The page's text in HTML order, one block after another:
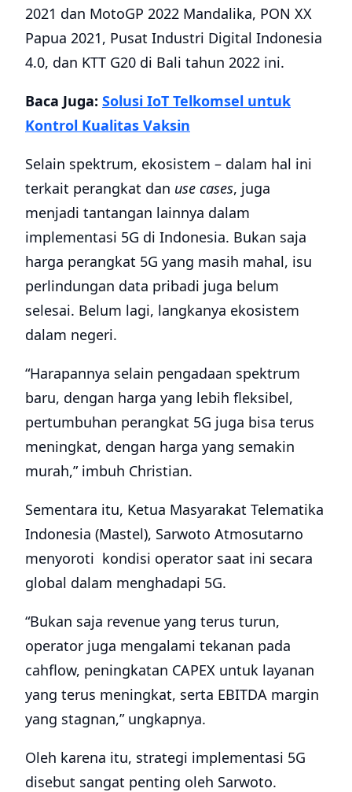
2021 dan MotoGP 2022 Mandalika, PON XX
Papua 2021, Pusat Industri Digital Indonesia
4.0, dan KTT G20 di Bali tahun 2022 ini.
Baca Juga: Solusi IoT Telkomsel untuk
Kontrol Kualitas Vaksin
Selain spektrum, ekosistem – dalam hal ini
terkait perangkat dan use cases, juga
menjadi tantangan lainnya dalam
implementasi 5G di Indonesia. Bukan saja
harga perangkat 5G yang masih mahal, isu
perlindungan data pribadi juga belum
selesai. Belum lagi, langkanya ekosistem
dalam negeri.
“Harapannya selain pengadaan spektrum
baru, dengan harga yang lebih fleksibel,
pertumbuhan perangkat 5G juga bisa terus
meningkat, dengan harga yang semakin
murah,” imbuh Christian.
Sementara itu, Ketua Masyarakat Telematika
Indonesia (Mastel), Sarwoto Atmosutarno
menyoroti kondisi operator saat ini secara
global dalam menghadapi 5G.
“Bukan saja revenue yang terus turun,
operator juga mengalami tekanan pada
cahflow, peningkatan CAPEX untuk layanan
yang terus meningkat, serta EBITDA margin
yang stagnan,” ungkapnya.
Oleh karena itu, strategi implementasi 5G
disebut sangat penting oleh Sarwoto.